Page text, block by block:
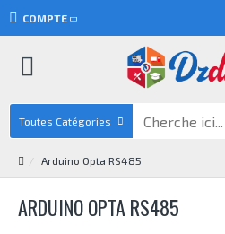
COMPTE
Toutes Catégories
Arduino Opta RS485
ARDUINO OPTA RS485